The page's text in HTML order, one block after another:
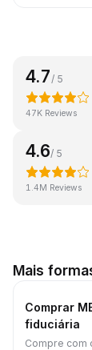
4.7/ 5
47K Reviews
4.6/ 5
1.4M Reviews
Mais
Comprar
fiduciária
Compre com